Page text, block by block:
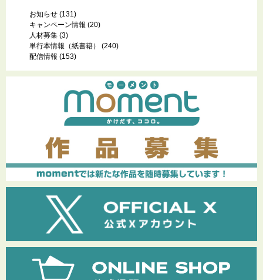
お知らせ (131)
キャンペーン情報 (20)
人材募集 (3)
単行本情報（紙書籍）
(240)
配信情報 (153)